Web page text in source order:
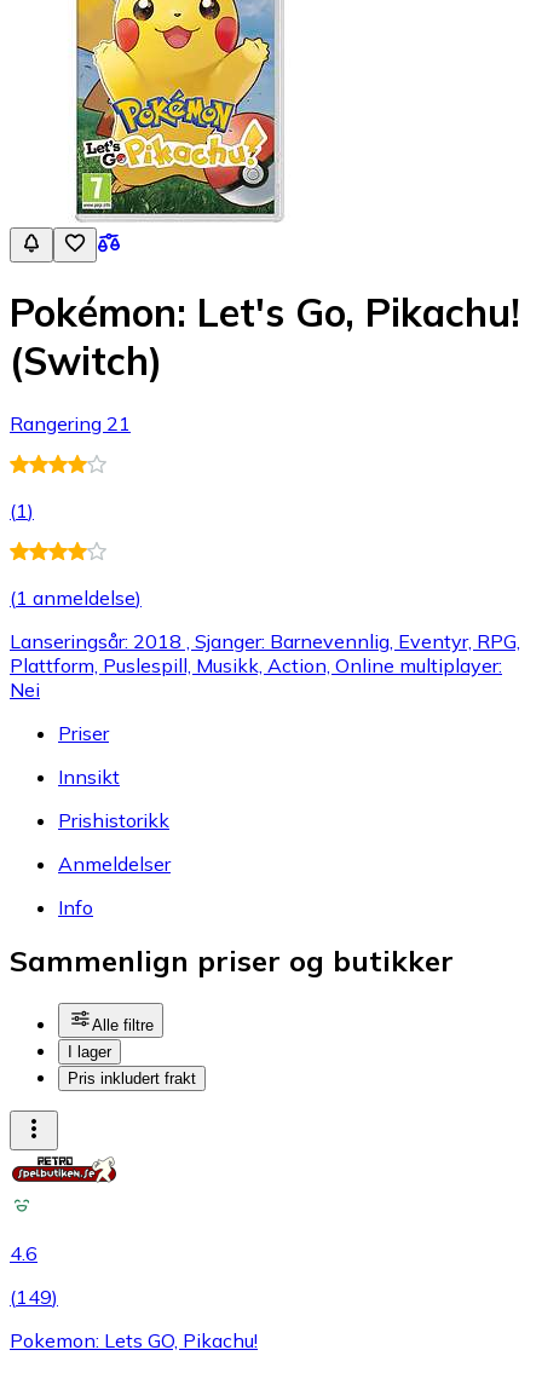
Pokémon: Let's Go, Pikachu!
(Switch)
Rangering 21
(1)
(1 anmeldelse)
Lanseringsår: 2018 , Sjanger: Barnevennlig, Eventyr, RPG,
Plattform, Puslespill, Musikk, Action, Online multiplayer:
Nei
Priser
Innsikt
Prishistorikk
Anmeldelser
Info
Sammenlign priser og butikker
Alle filtre
I lager
Pris inkludert frakt
4.6
(149)
Pokemon: Lets GO, Pikachu!